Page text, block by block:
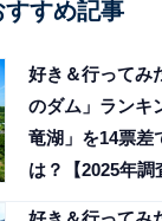
すめ記事
好き＆行ってみ
のダム」ランキ
竜湖」を14票差
は？【2025年調